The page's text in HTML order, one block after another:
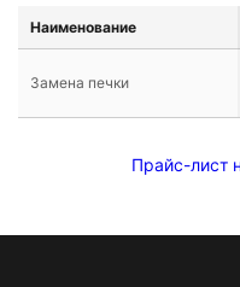
Наименование
Замена печки
Прайс-лист